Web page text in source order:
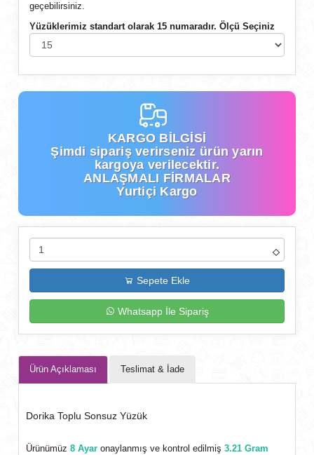
geçebilirsiniz.
Yüzüklerimiz standart olarak 15 numaradır. Ölçü Seçiniz
KARGO BİLGİSİ
Şimdi sipariş verirseniz ürün yarın
kargoya verilecektir.
ANLAŞMALI FİRMALAR
Yurtiçi Kargo
Sepete Ekle
Whatsapp İle Sipariş
Ürün Açıklaması Teslimat & İade
Dorika Toplu Sonsuz Yüzük
Ürünümüz8 Ayar onaylanmış ve kontrol edilmiş3.21 Gram